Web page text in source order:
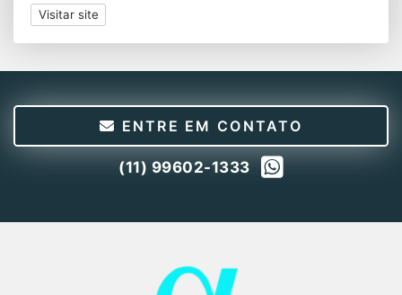
Visitar site
ENTRE EM CONTATO
(11) 99602-1333